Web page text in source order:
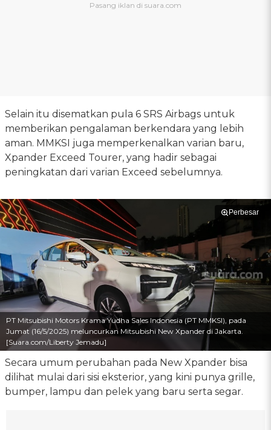
Selain itu disematkan pula 6 SRS Airbags untuk
memberikan pengalaman berkendara yang lebih
aman. MMKSI juga memperkenalkan varian baru,
Xpander Exceed Tourer, yang hadir sebagai
peningkatan dari varian Exceed sebelumnya.
Perbesar
PT Mitsubishi Motors Krama Yudha Sales Indonesia (PT MMKSI), pada
Jumat (16/5/2025) meluncurkan Mitsubishi New Xpander di Jakarta.
[Suara.com/Liberty Jemadu]
Secara umum perubahan pada New Xpander bisa
dilihat mulai dari sisi eksterior, yang kini punya grille,
bumper, lampu dan pelek yang baru serta segar.